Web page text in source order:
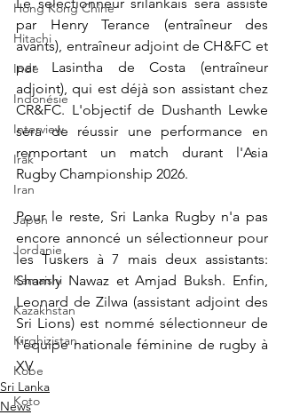
Hong Kong Chine
Hitachi
Inde
Indonésie
Interview
Irak
Iran
Japon
Jordanie
Kamaishi
Kazakhstan
Kirghizistan
Kobe
Koto
par Henry Terance (entraîneur des
avants), entraîneur adjoint de CH&FC et
par Lasintha de Costa (entraîneur
adjoint), qui est déjà son assistant chez
CR&FC. L'objectif de Dushanth Lewke
sera de réussir une performance en
remportant un match durant l'Asia
Rugby Championship 2026.
Pour le reste, Sri Lanka Rugby n'a pas
encore annoncé un sélectionneur pour
les Tuskers à 7 mais deux assistants:
Shamly Nawaz et Amjad Buksh. Enfin,
Leonard de Zilwa (assistant adjoint des
Sri Lions) est nommé sélectionneur de
l'équipe nationale féminine de rugby à
XV.
Sri Lanka
News